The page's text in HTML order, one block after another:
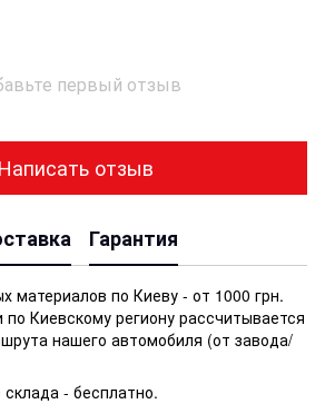
первый отзыв
Написать отзыв
Гарантия
материалов по Киеву - от 1000 грн.
Киевскому региону рассчитывается
нашего автомобиля (от завода/
- бесплатно.